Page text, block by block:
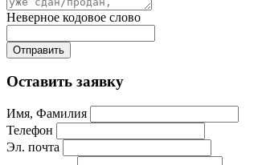
Неверное кодовое слово
Оставить заявку
Имя, Фамилия
Телефон
Эл. почта